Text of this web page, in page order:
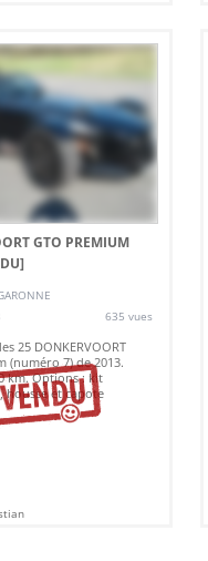
GTO PREMIUM
635 vues
25 DONKERVOORT
(numéro 7) de 2013.
km. Options : kit
housse et capote